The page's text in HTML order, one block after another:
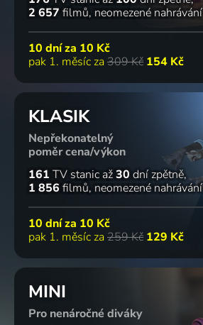
2 657 filmů neomezené nahrávání
10 dní za 10 Kč
pak 1. měsíc za 309 Kč 154 Kč
KLASIK
Nepřekonatelný
poměr cena/výkon
161 TV stanic až30 dní zpětně
1 856 filmů neomezené nahrávání
10 dní za 10 Kč
pak 1. měsíc za 259 Kč 129 Kč
MINI
Pro nenáročné diváky